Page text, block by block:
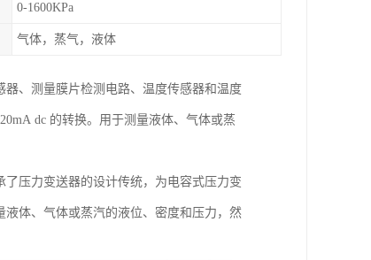
0-1600KPa
气体，蒸气，液体
、测量膜片检测电路、温度传感器和温度
dc 的转换。用于测量液体、气体或蒸
压力变送器的设计传统，为电容式压力变
体、气体或蒸汽的液位、密度和压力，然